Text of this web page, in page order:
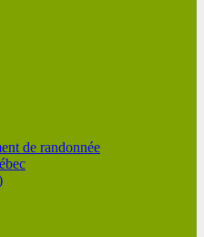
de randonnée